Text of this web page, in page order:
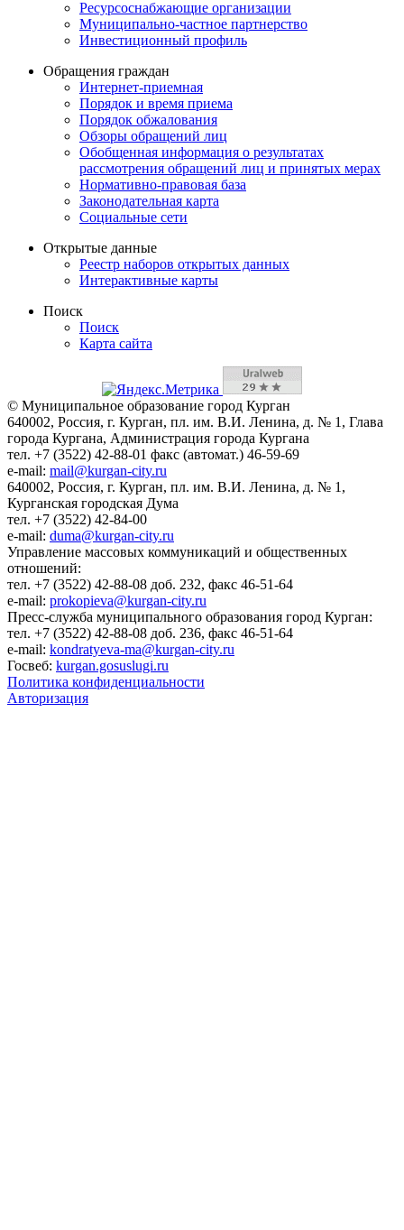
Ресурсоснабжающие организации
Муниципально-частное партнерство
Инвестиционный профиль
Обращения граждан
Интернет-приемная
Порядок и время приема
Порядок обжалования
Обзоры обращений лиц
Обобщенная информация о результатах
рассмотрения обращений лиц и принятых мерах
Нормативно-правовая база
Законодательная карта
Социальные сети
Открытые данные
Реестр наборов открытых данных
Интерактивные карты
Поиск
Поиск
Карта сайта
© Муниципальное образование город Курган
640002, Россия, г. Курган, пл. им. В.И. Ленина, д. № 1, Глава
города Кургана, Администрация города Кургана
тел. +7 (3522) 42-88-01 факс (автомат.) 46-59-69
e-mail: mail@kurgan-city.ru
640002, Россия, г. Курган, пл. им. В.И. Ленина, д. № 1,
Курганская городская Дума
тел. +7 (3522) 42-84-00
e-mail: duma@kurgan-city.ru
Управление массовых коммуникаций и общественных
отношений:
тел. +7 (3522) 42-88-08 доб. 232, факс 46-51-64
e-mail: prokopieva@kurgan-city.ru
Пресс-служба муниципального образования город Курган:
тел. +7 (3522) 42-88-08 доб. 236, факс 46-51-64
e-mail: kondratyeva-ma@kurgan-city.ru
Госвеб: kurgan.gosuslugi.ru
Политика конфиденциальности
Авторизация